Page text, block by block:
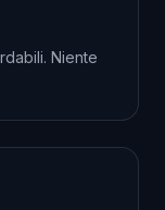
Niente